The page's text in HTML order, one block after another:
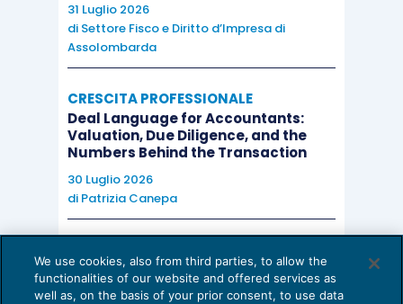
31 Luglio 2026
di Settore Fisco e Diritto d’Impresa di
Assolombarda
CRESCITA PROFESSIONALE
Deal Language for Accountants:
Valuation, Due Diligence, and the
Numbers Behind the Transaction
30 Luglio 2026
di Patrizia Canepa
EU AI Act e studi professionali: le
scadenze concrete
We use cookies, also from third parties, to allow the
functionalities of our website and offered services as
well as, on the basis of your prior consent, to use data